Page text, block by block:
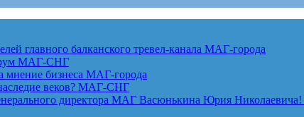
главного балканского тревел-канала МАГ-города
МАГ-СНГ
мнение бизнеса МАГ-города
веков? МАГ-СНГ
директора МАГ Васюнькина Юрия Николаевича!